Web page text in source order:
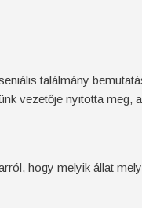
találmány
vezetője nyitotta meg,
hogy melyik állat